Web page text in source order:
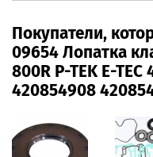
Покупатели,
09654 Лопатка
800R P-TEK E-
420854908